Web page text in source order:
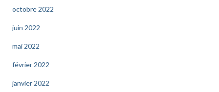
octobre 2022
juin 2022
mai 2022
février 2022
janvier 2022